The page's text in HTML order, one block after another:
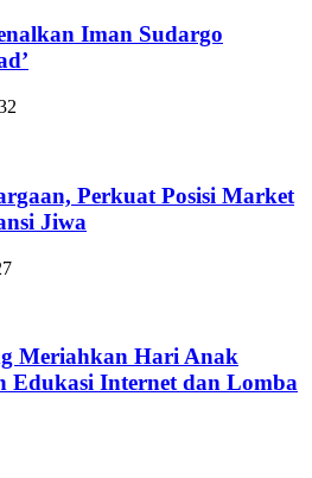
Iman Sudargo
Perkuat Posisi Market
Jiwa
Meriahkan Hari Anak
Edukasi Internet dan Lomba